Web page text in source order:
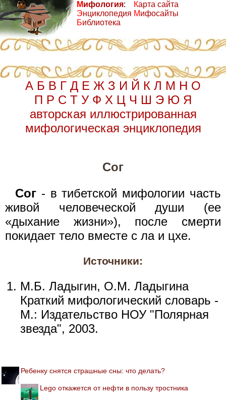
Мифология:
Энциклопедия
Библиотека
Карта сайта
Мифосайты
А Б В Г Д Е Ж З И Й К Л М Н О
П Р С Т У Ф Х Ц Ч Ш Э Ю Я
авторская иллюстрированная
мифологическая энциклопедия
Сог
Сог - в тибетской мифологии часть
живой человеческой души (ее
«дыхание жизни»), после смерти
покидает тело вместе с ла и цхе.
Источники:
М.Б. Ладыгин, О.М. Ладыгина
Краткий мифологический словарь -
М.: Издательство НОУ "Полярная
звезда", 2003.
Ребенку снятся страшные сны: что делать?
Lego откажется от нефти в пользу тростника